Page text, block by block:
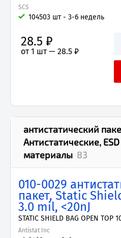
SCS
104503 шт - 3-6 недель
28.5 ₽
от 1 шт — 28.5 ₽
антистатический
Антистатические,
материалы 83
010-0029
пакет, Static
3.0 mil, <20nJ
STATIC SHIELD BAG OPEN TOP
Antistat Inc